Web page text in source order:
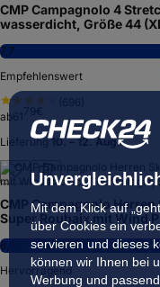
Mit dem Klick auf
über Cookies ein
servieren und dieses
können wir Ihnen bei
Werbung und
CMP Campagnolo 4
wasserdicht, Größe 44
7,7
Empfehlenswert
ab
Lieferung 10. – 12. Aug.
CMP Campagnolo Herren
Super Roubaix mit Wind
8,0
Hervorragend